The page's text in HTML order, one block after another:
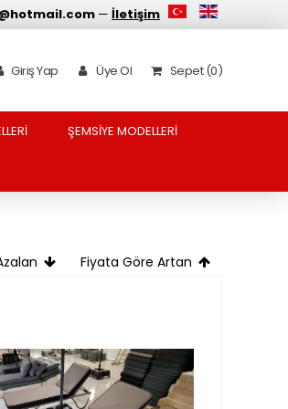
— İletişim
Giriş Yap Üye Ol Sepet (0)
ŞEMSİYE MODELLERİ
Fiyata Göre Artan